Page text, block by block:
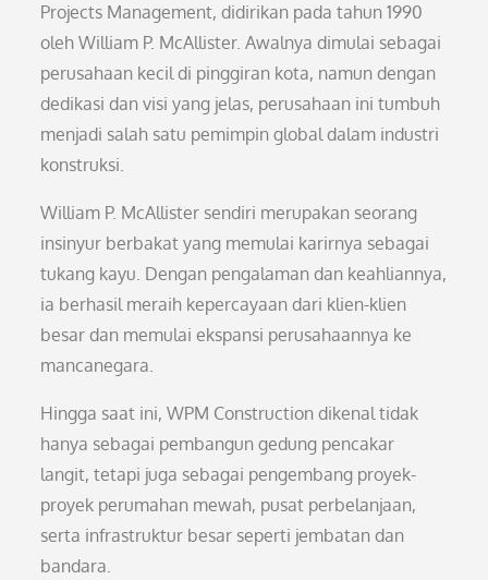
Projects Management, didirikan pada tahun 1990
oleh William P. McAllister. Awalnya dimulai sebagai
perusahaan kecil di pinggiran kota, namun dengan
dedikasi dan visi yang jelas, perusahaan ini tumbuh
menjadi salah satu pemimpin global dalam industri
konstruksi.
William P. McAllister sendiri merupakan seorang
insinyur berbakat yang memulai karirnya sebagai
tukang kayu. Dengan pengalaman dan keahliannya,
ia berhasil meraih kepercayaan dari klien-klien
besar dan memulai ekspansi perusahaannya ke
mancanegara.
Hingga saat ini, WPM Construction dikenal tidak
hanya sebagai pembangun gedung pencakar
langit, tetapi juga sebagai pengembang proyek-
proyek perumahan mewah, pusat perbelanjaan,
serta infrastruktur besar seperti jembatan dan
bandara.